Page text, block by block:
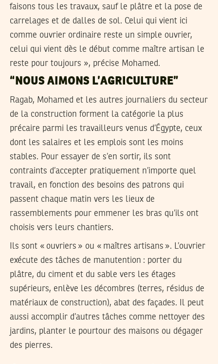
faisons tous les travaux, sauf le plâtre et la pose de
carrelages et de dalles de sol. Celui qui vient ici
comme ouvrier ordinaire reste un simple ouvrier,
celui qui vient dès le début comme maître artisan le
reste pour toujours », précise Mohamed.
“NOUS AIMONS L’AGRICULTURE”
Ragab, Mohamed et les autres journaliers du secteur
de la construction forment la catégorie la plus
précaire parmi les travailleurs venus d’Égypte, ceux
dont les salaires et les emplois sont les moins
stables. Pour essayer de s’en sortir, ils sont
contraints d’accepter pratiquement n’importe quel
travail, en fonction des besoins des patrons qui
passent chaque matin vers les lieux de
rassemblements pour emmener les bras qu’ils ont
choisis vers leurs chantiers.
Ils sont « ouvriers » ou « maîtres artisans ». L’ouvrier
exécute des tâches de manutention : porter du
plâtre, du ciment et du sable vers les étages
supérieurs, enlève les décombres (terres, résidus de
matériaux de construction), abat des façades. Il peut
aussi accomplir d’autres tâches comme nettoyer des
jardins, planter le pourtour des maisons ou dégager
des pierres.